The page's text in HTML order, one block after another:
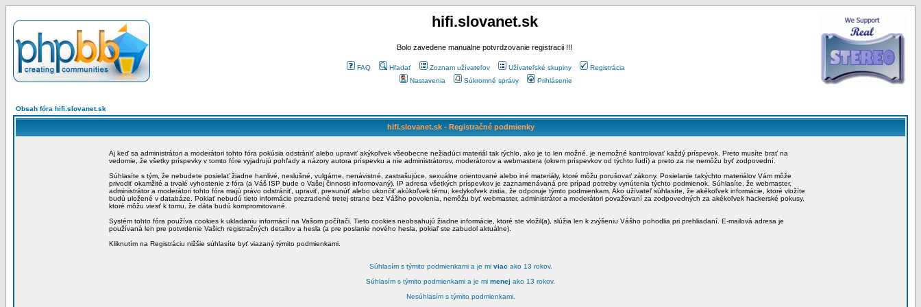
hifi.slovanet.sk
Bolo zavedene manualne potvrdzovanie registracii !!!
FAQ Hľadať Zoznam užívateľov Užívateľské skupiny
Registrácia
Nastavenia
Súkromné správy Prihlásenie
Obsah fóra hifi.slovanet.sk
hifi.slovanet.sk - Registračné podmienky
Aj keď sa administrátori a moderátori tohto fóra pokúsia odstrániť alebo upraviť akýkoľvek všeobecne nežiadúci materiál tak rýchlo, ako je to len možné, je nemožné kontrolovať každý príspevok. Preto musíte brať na
vedomie, že všetky príspevky v tomto fóre vyjadrujú pohľady a názory autora príspevku a nie administrátorov, moderátorov a webmastera (okrem príspevkov od týchto ľudí) a preto za ne nemôžu byť zodpovední.
Súhlasíte s tým, že nebudete posielať žiadne hanlivé, neslušné, vulgárne, nenávistné, zastrašujúce, sexuálne orientované alebo iné materiály, ktoré môžu porušovať zákony. Posielanie takýchto materiálov Vám môže
privodiť okamžité a trvalé vyhostenie z fóra (a Váš ISP bude o Vašej činnosti informovaný). IP adresa všetkých príspevkov je zaznamenávaná pre prípad potreby vynútenia týchto podmienok. Súhlasíte, že webmaster,
administrátor a moderátori tohto fóra majú právo odstrániť, upraviť, presunúť alebo ukončiť akúkoľvek tému, kedykoľvek zistia, že odporuje týmto podmienkam. Ako užívateľ súhlasíte, že akékoľvek informácie, ktoré vložíte
budú uložené v databáze. Pokiať nebudú tieto informácie prezradené tretej strane bez Vášho povolenia, nemôžu byť webmaster, administrátor a moderátori považovaní za zodpovedných za akékoľvek hackerské pokusy,
ktoré môžu viesť k tomu, že dáta budú kompromitované.
Systém tohto fóra používa cookies k ukladaniu informácií na Vašom počítači. Tieto cookies neobsahujú žiadne informácie, ktoré ste vložil(a), slúžia len k zvýšeniu Vášho pohodlia pri prehliadaní. E-mailová adresa je
používaná len pre potvrdenie Vašich registračných detailov a hesla (a pre poslanie nového hesla, pokiaľ ste zabudol aktuálne).
Kliknutím na Registráciu nižšie súhlasíte byť viazaný týmito podmienkami.
Súhlasím s týmito podmienkami a je mi viac ako 13 rokov.
Súhlasím s týmito podmienkami a je mi menej ako 13 rokov.
Nesúhlasím s týmito podmienkami.